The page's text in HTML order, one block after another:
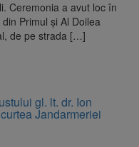
Ceremonia a avut loc în
Primul și Al Doilea
de pe strada […]
gl. lt. dr. Ion
Jandarmeriei